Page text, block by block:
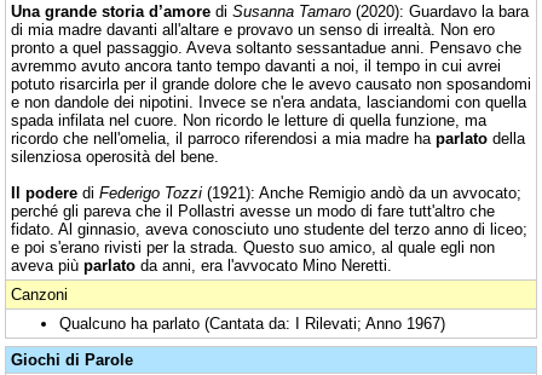
Una grande storia d’amore di Susanna Tamaro (2020): Guardavo la bara
di mia madre davanti all'altare e provavo un senso di irrealtà. Non ero
pronto a quel passaggio. Aveva soltanto sessantadue anni. Pensavo che
avremmo avuto ancora tanto tempo davanti a noi, il tempo in cui avrei
potuto risarcirla per il grande dolore che le avevo causato non sposandomi
e non dandole dei nipotini. Invece se n'era andata, lasciandomi con quella
spada infilata nel cuore. Non ricordo le letture di quella funzione, ma
ricordo che nell'omelia, il parroco riferendosi a mia madre ha parlato della
silenziosa operosità del bene.
Il podere di Federigo Tozzi (1921): Anche Remigio andò da un avvocato;
perché gli pareva che il Pollastri avesse un modo di fare tutt'altro che
fidato. Al ginnasio, aveva conosciuto uno studente del terzo anno di liceo;
e poi s'erano rivisti per la strada. Questo suo amico, al quale egli non
aveva più parlato da anni, era l'avvocato Mino Neretti.
Canzoni
Qualcuno ha parlato (Cantata da: I Rilevati; Anno 1967)
Giochi di Parole